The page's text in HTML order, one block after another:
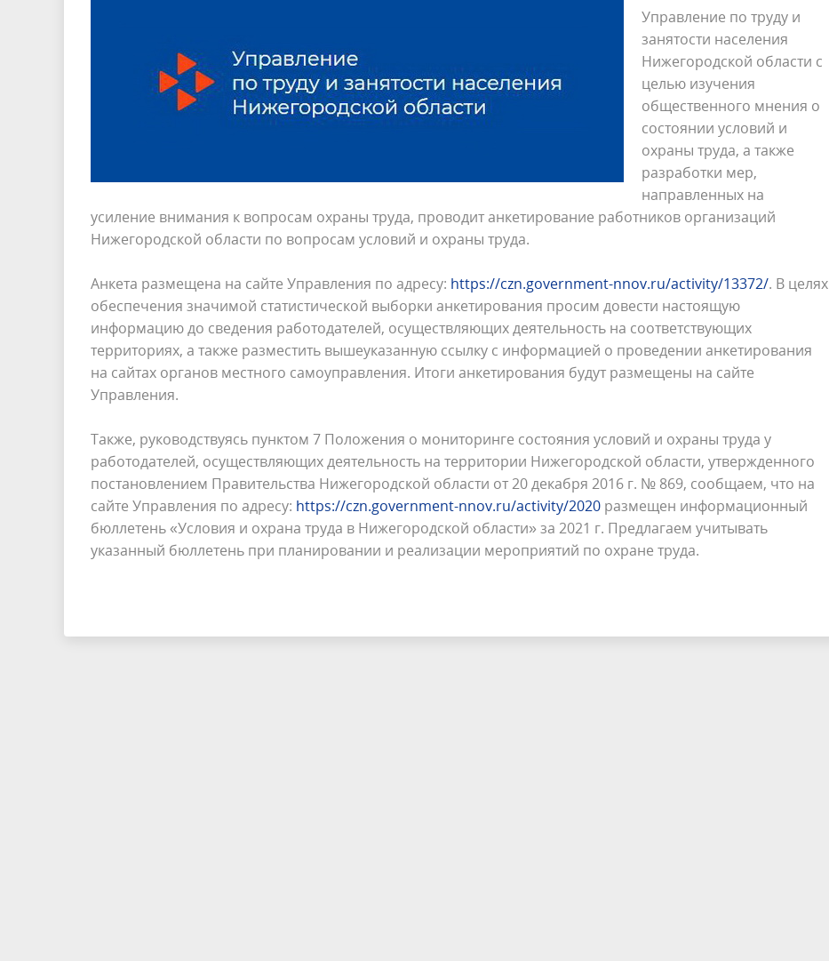
Управление по труду и
занятости населения
Нижегородской области с
целью изучения
общественного мнения о
состоянии условий и
охраны труда, а также
разработки мер,
направленных на
усиление внимания к вопросам охраны труда, проводит анкетирование работников организаций
Нижегородской области по вопросам условий и охраны труда.
Анкета размещена на сайте Управления по адресу: https://czn.government-nnov.ru/activity/13372/. В целях
обеспечения значимой статистической выборки анкетирования просим довести настоящую
информацию до сведения работодателей, осуществляющих деятельность на соответствующих
территориях, а также разместить вышеуказанную ссылку с информацией о проведении анкетирования
на сайтах органов местного самоуправления. Итоги анкетирования будут размещены на сайте
Управления.
Также, руководствуясь пунктом 7 Положения о мониторинге состояния условий и охраны труда у
работодателей, осуществляющих деятельность на территории Нижегородской области, утвержденного
постановлением Правительства Нижегородской области от 20 декабря 2016 г. № 869, сообщаем, что на
сайте Управления по адресу: https://czn.government-nnov.ru/activity/2020 размещен информационный
бюллетень «Условия и охрана труда в Нижегородской области» за 2021 г. Предлагаем учитывать
указанный бюллетень при планировании и реализации мероприятий по охране труда.